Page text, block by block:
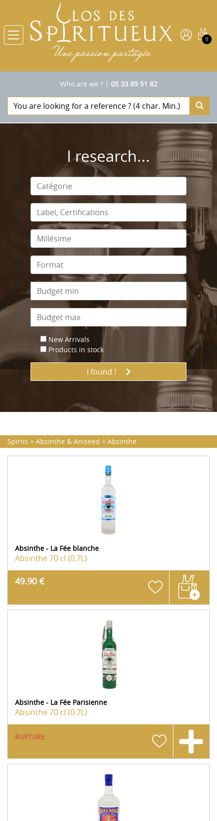
0
Who are we ?| 05 33 89 51 82
I research...
New Arrivals
Products in stock
I found !
Spirits > Absinthe & Aniseed > Absinthe
Absinthe - La Fée blanche
Absinthe70 cl (0.7L)
49.90 €
Absinthe - La Fée Parisienne
Absinthe70 cl (0.7L)
RUPTURE